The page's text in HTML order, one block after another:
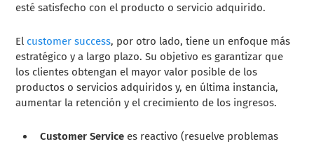
esté satisfecho con el producto o servicio adquirido.
El customer success, por otro lado, tiene un enfoque más
estratégico y a largo plazo. Su objetivo es garantizar que
los clientes obtengan el mayor valor posible de los
productos o servicios adquiridos y, en última instancia,
aumentar la retención y el crecimiento de los ingresos.
Customer Service es reactivo (resuelve problemas